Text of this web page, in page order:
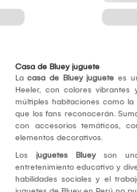
Casa de Bluey juguete
Lacasa de Bluey juguete es
Heeler, con colores
múltiples habitaciones como
que los fans reconocerán.
con accesorios temáticos,
elementos decorativos.
Losjuguetes Blueyson una
entretenimiento educativo y
habilidades sociales y el